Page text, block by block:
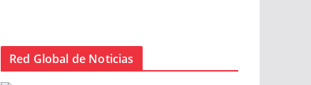
Red Global de Noticias